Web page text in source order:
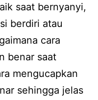
saat bernyanyi,
berdiri atau
cara
benar saat
mengucapkan
sehingga jelas